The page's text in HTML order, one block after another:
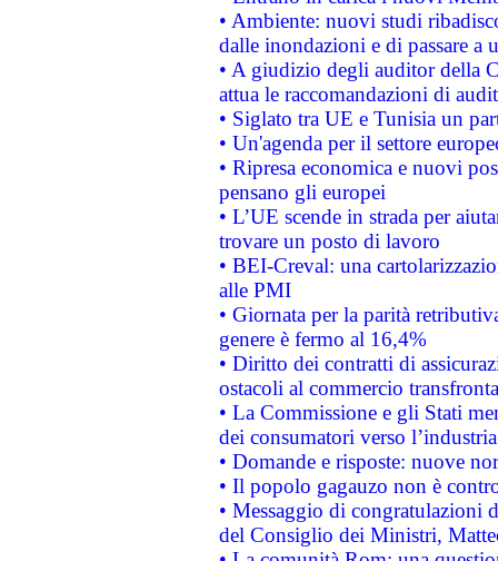
• Ambiente: nuovi studi
dalle inondazioni e di passare a
• A giudizio degli auditor della
attua le raccomandazioni di
• Siglato tra UE e Tunisia un
• Un'agenda per il settore
• Ripresa economica e nuovi
pensano gli europei
• L’UE scende in strada per
trovare un posto di lavoro
• BEI-Creval: una
alle PMI
• Giornata per la parità
genere è fermo al 16,4%
• Diritto dei contratti di
ostacoli al commercio
• La Commissione e gli Stati
dei consumatori verso
• Domande e risposte: nuove
• Il popolo gagauzo non è
• Messaggio di congratulazioni
del Consiglio dei Ministri,